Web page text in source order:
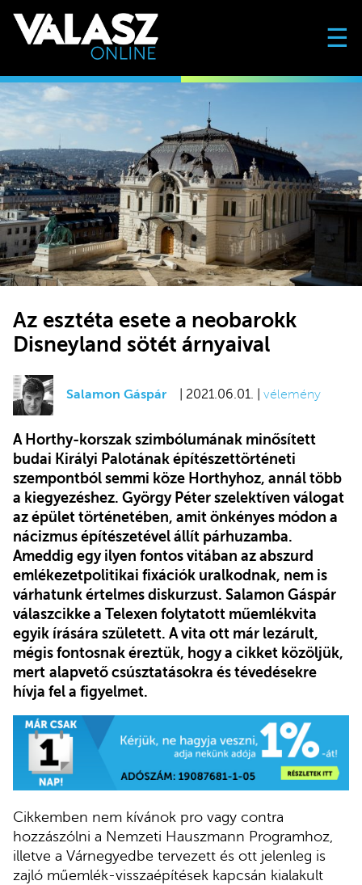
☰
Az esztéta esete a neobarokk
Disneyland sötét árnyaival
Salamon Gáspár | 2021.06.01. | vélemény
A Horthy-korszak szimbólumának minősített
budai Királyi Palotának építészettörténeti
szempontból semmi köze Horthyhoz, annál több
a kiegyezéshez. György Péter szelektíven válogat
az épület történetében, amit önkényes módon a
nácizmus építészetével állít párhuzamba.
Ameddig egy ilyen fontos vitában az abszurd
emlékezetpolitikai fixációk uralkodnak, nem is
várhatunk értelmes diskurzust. Salamon Gáspár
válaszcikke a Telexen folytatott műemlékvita
egyik írására született. A vita ott már lezárult,
mégis fontosnak éreztük, hogy a cikket közöljük,
mert alapvető csúsztatásokra és tévedésekre
hívja fel a figyelmet.
Cikkemben nem kívánok pro vagy contra
hozzászólni a Nemzeti Hauszmann Programhoz,
illetve a Várnegyedbe tervezett és ott jelenleg is
zajló műemlék-visszaépítések kapcsán kialakult